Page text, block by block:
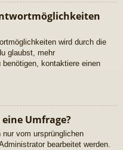
wird durch die
glaubst, mehr
kontaktiere einen
Umfrage?
vom ursprünglichen
bearbeitet werden.